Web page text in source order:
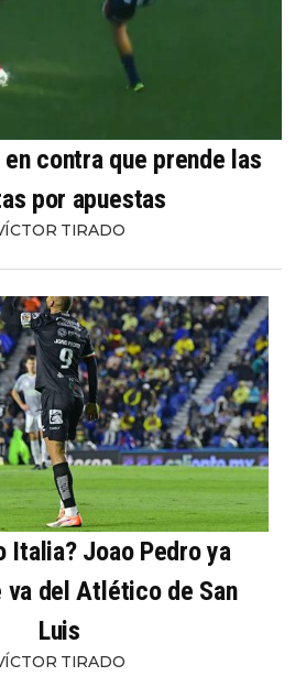
contra que prende las
por apuestas
TIRADO
Italia? Joao Pedro ya
va del Atlético de San
Luis
TIRADO